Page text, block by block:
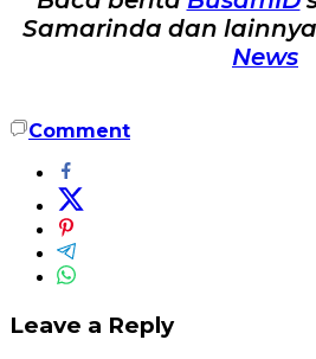
Samarinda dan
News
Comment
Leave a Reply